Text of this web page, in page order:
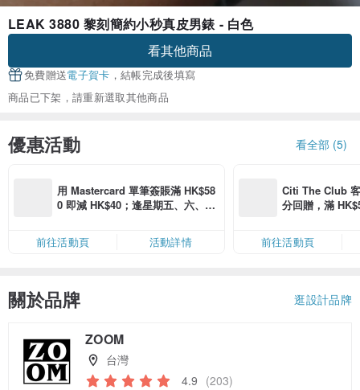
LEAK 3880 黎刻簡約小秒真皮男錶 - 白色
看其他商品
免費贈送電子賀卡 ，結帳完成後填寫
商品已下架，請重新選取其他商品
優惠活動 看全部 (5)
用 Mastercard 單筆簽賬滿 HK$58
0 即減 HK$40；逢星期五、六、日
限，額滿即止，僅限「常用信用
卡」結帳）
前往活動頁 活動詳情
Citi The Club
分回贈，滿
前往活動頁
關於品牌 逛設計品牌
ZOOM
台灣
4.9 (203)